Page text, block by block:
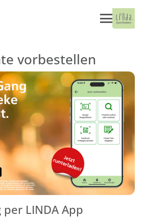
vorbestellen
LINDA App